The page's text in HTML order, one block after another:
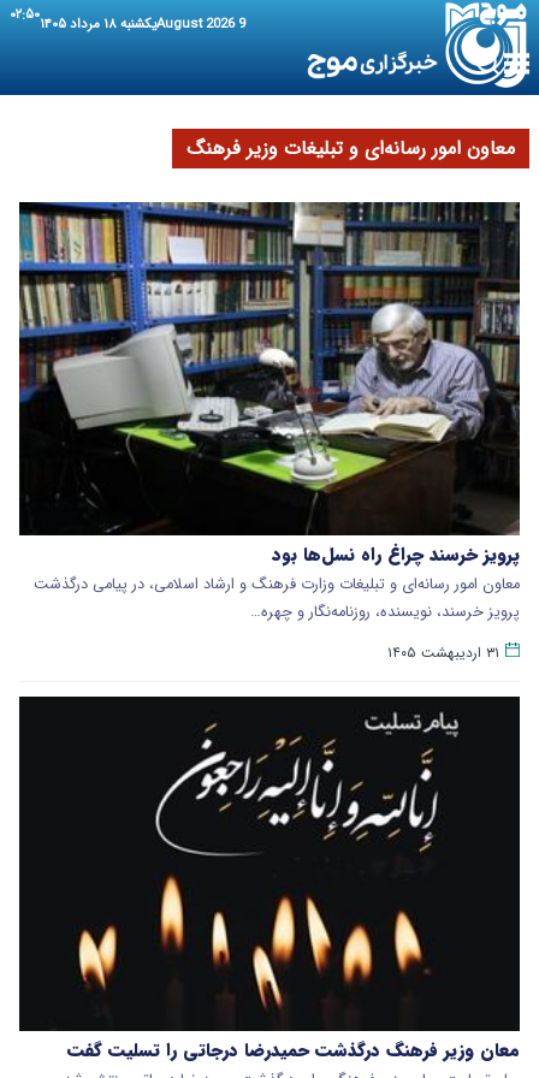
9 August 2026 یکشنبه ۱۸ مرداد ۱۴۰۵ ۰۲:۵۰
معاون امور رسانه‌ای و تبلیغات وزیر فرهنگ
پرویز خرسند چراغ راه نسل‌ها بود
معاون امور رسانه‌ای و تبلیغات وزارت فرهنگ و ارشاد اسلامی، در پیامی درگذشت
پرویز خرسند، نویسنده، روزنامه‌نگار و چهره…
۳۱ اردیبهشت ۱۴۰۵
معان وزیر فرهنگ درگذشت حمیدرضا درجاتی را تسلیت گفت